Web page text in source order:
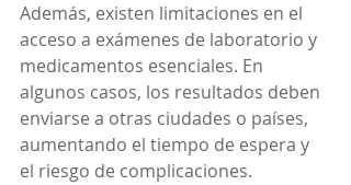
Además, existen limitaciones en el
acceso a exámenes de laboratorio y
medicamentos esenciales. En
algunos casos, los resultados deben
enviarse a otras ciudades o países,
aumentando el tiempo de espera y
el riesgo de complicaciones.